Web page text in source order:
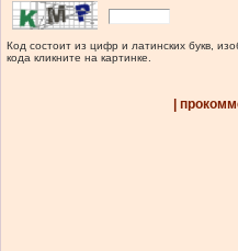
Код состоит из цифр и латинских букв,
кода кликните на картинке.
|